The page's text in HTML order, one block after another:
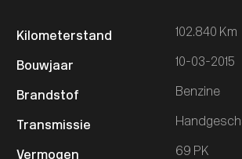
102.840 Km
10-03-2015
Benzine
69 PK